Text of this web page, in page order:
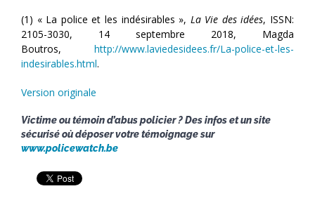
(1) « La police et les indésirables », La Vie des idées, ISSN:
2105-3030, 14 septembre 2018, Magda
Boutros, http://www.laviedesidees.fr/La-police-et-les-
indesirables.html.
Version originale
Victime ou témoin d’abus policier ? Des infos et un site
sécurisé où déposer votre témoignage sur
www.policewatch.be